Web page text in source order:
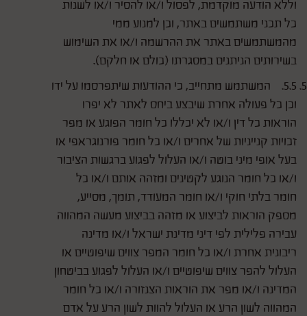
וללא הודעה מוקדמת, לפסול ו/או להסיר ו/או לשנות
כל תכני משתמשים באתר, וכן למנוע ממי
מהמשתמשים באתר את ההרשמה ו/או את השימוש
בשירותים הניתנים במסגרתו (כולם או חלקם).
5.5. המשתמש מתחייב, כי ההודעות שיתפרסמו על ידו
וכן כל פעולה אחרת שיבצע ביחס לאתר לא יפרו
הוראות כל דין ו/או לא יכללו כל חומר הפוגע או מפר
זכויות קנייניות של אחרים ו/או כל חומר פורנוגראפי או
בעל אופי מיני בוטה ו/או העלול לפגוע ברגשות הציבור
ו/או כל חומר הנוגע לקטינים ומזהה אותם ו/או כל
חומר בלתי חוקי ו/או חומר המעודד, תומך, מסייע,
מספק הוראות לביצוע או מזהה בביצוע מעשה המהווה
עבירה פלילית לפי דיני מדינת ישראל ו/או מדינה
ריבונית אחרת ו/או כל חומר המפר צווים שיפוטיים או
העלול להפר צווים שיפוטיים ו/או העלול לפגוע בביטחון
המדינה ו/או מפר את הוראות הצנזורה ו/או כל חומר
המהווה לשון הרע או העלול להוות לשון הרע על אדם